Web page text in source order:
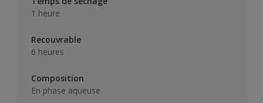
1 heure
Recouvrable
6 heures
Composition
En phase aqueuse